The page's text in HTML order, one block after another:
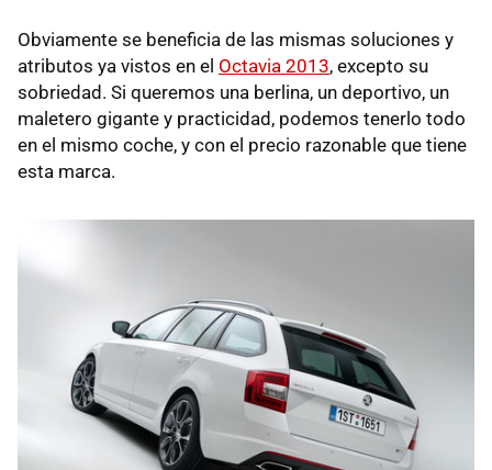
Obviamente se beneficia de las mismas soluciones y
atributos ya vistos en el Octavia 2013, excepto su
sobriedad. Si queremos una berlina, un deportivo, un
maletero gigante y practicidad, podemos tenerlo todo
en el mismo coche, y con el precio razonable que tiene
esta marca.